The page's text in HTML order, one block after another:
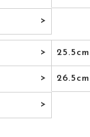
25.5cm
26.5cm